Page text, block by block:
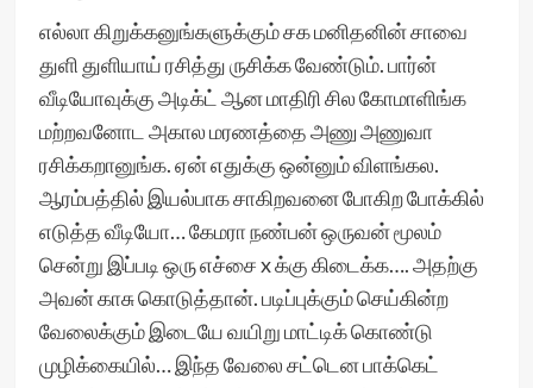
எல்லா கிறுக்கனுங்களுக்கும் சக மனிதனின் சாவை
துளி துளியாய் ரசித்து ருசிக்க வேண்டும். பார்ன்
வீடியோவுக்கு அடிக்ட் ஆன மாதிரி சில கோமாளிங்க
மற்றவனோட அகால மரணத்தை அணு அணுவா
ரசிக்கறானுங்க. ஏன் எதுக்கு ஒன்னும் விளங்கல.
ஆரம்பத்தில் இயல்பாக சாகிறவனை போகிற போக்கில்
எடுத்த வீடியோ… கேமரா நண்பன் ஒருவன் மூலம்
சென்று இப்படி ஒரு எச்சை x க்கு கிடைக்க…. அதற்கு
அவன் காசு கொடுத்தான். படிப்புக்கும் செய்கின்ற
வேலைக்கும் இடையே வயிறு மாட்டிக் கொண்டு
முழிக்கையில்… இந்த வேலை சட்டென பாக்கெட்